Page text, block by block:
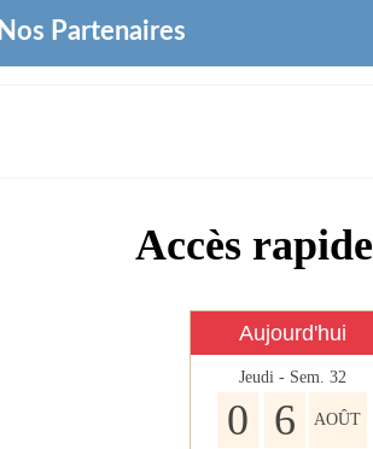
Nos Partenaires
Accès rapide
Aujourd'hui
Jeudi - Sem. 32
0 6 AOÛT